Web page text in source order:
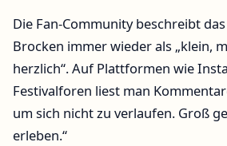
Die Fan-Community beschreibt
Brocken immer wieder als „klein,
herzlich“. Auf Plattformen wie
Festivalforen liest man
um sich nicht zu verlaufen. Groß
erleben.“